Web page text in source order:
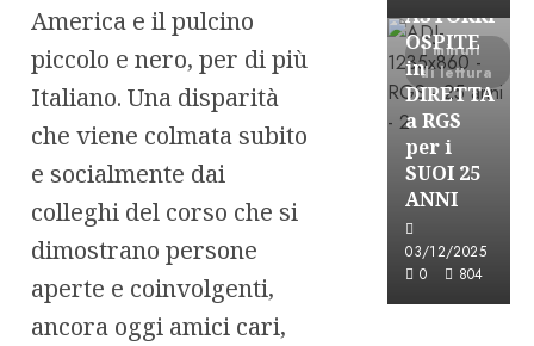
America e il pulcino
piccolo e nero, per di più
Italiano. Una disparità
che viene colmata subito
e socialmente dai
colleghi del corso che si
dimostrano persone
aperte e coinvolgenti,
ancora oggi amici cari,
1 minuti
di lettura
ASTORRI
OSPITE
in
DIRETTA
a RGS
per i
SUOI 25
ANNI
03/12/2025
0
804